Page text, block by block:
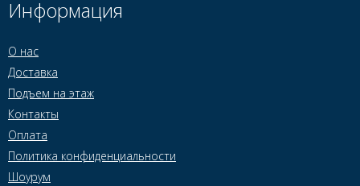
Информация
О нас
Доставка
Подъем на этаж
Контакты
Оплата
Политика конфиденциальности
Шоурум